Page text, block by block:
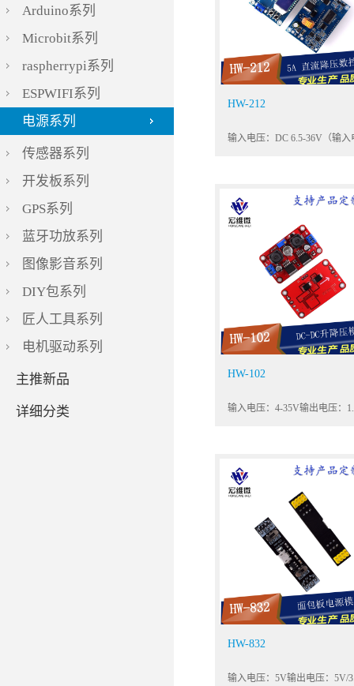
Arduino系列
Microbit系列
raspherrypi系列
ESPWIFI系列
电源系列
传感器系列
开发板系列
GPS系列
蓝牙功放系列
图像影音系列
DIY包系列
匠人工具系列
电机驱动系列
主推新品
详细分类
HW-212
HW-102
HW-832